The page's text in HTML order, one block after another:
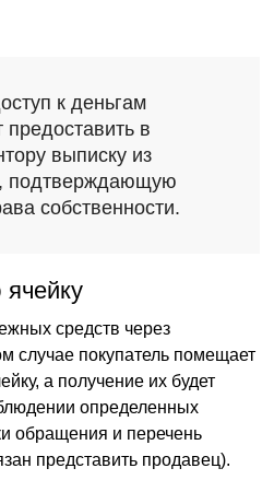
к деньгам
предоставить в
выписку из
подтверждающую
собственности.
средств через
случае покупатель помещает
а получение их будет
определенных
обращения и перечень
представить продавец).